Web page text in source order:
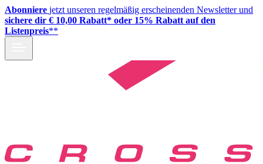
Abonniere jetzt unseren regelmäßig erscheinenden Newsletter und
sichere dir € 10,00 Rabatt* oder 15% Rabatt auf den
Listenpreis**